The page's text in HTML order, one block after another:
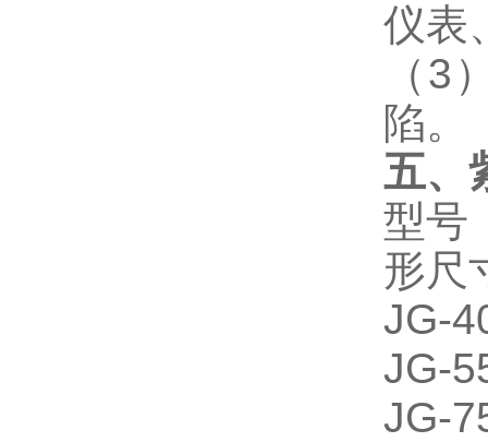
仪表
（3
陷。
五、
型号
形尺